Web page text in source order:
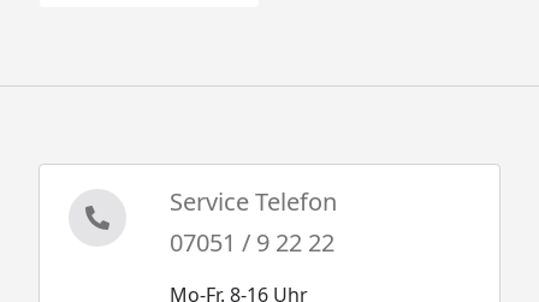
Karibu Kinderspielturm Lotti -
Anbauplattform - Montageanleitung
Karibu Kinderspielturm Lotti - Kletterwand -
Service Telefon
07051 / 9 22 22
Mo-Fr. 8-16 Uhr